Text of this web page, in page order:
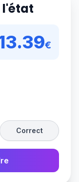
l'état
€
Correct